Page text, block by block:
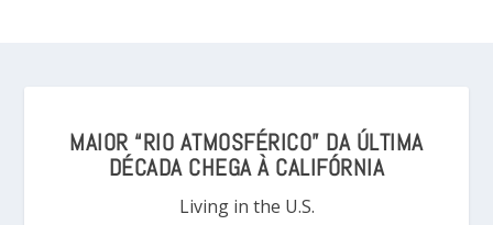
MAIOR “RIO ATMOSFÉRICO” DA ÚLTIMA
DÉCADA CHEGA À CALIFÓRNIA
Living in the U.S.